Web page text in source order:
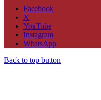
Facebook
X
YouTube
Instagram
WhatsApp
Back to top button